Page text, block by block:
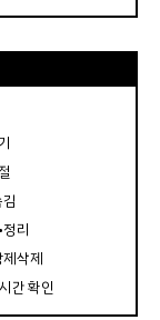
리
삭제
간 확인